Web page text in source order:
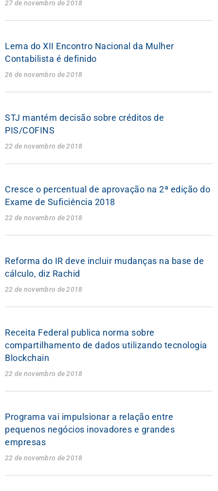
27 de novembro de 2018
Lema do XII Encontro Nacional da Mulher
Contabilista é definido
26 de novembro de 2018
STJ mantém decisão sobre créditos de
PIS/COFINS
22 de novembro de 2018
Cresce o percentual de aprovação na 2ª edição do
Exame de Suficiência 2018
22 de novembro de 2018
Reforma do IR deve incluir mudanças na base de
cálculo, diz Rachid
22 de novembro de 2018
Receita Federal publica norma sobre
compartilhamento de dados utilizando tecnologia
Blockchain
22 de novembro de 2018
Programa vai impulsionar a relação entre
pequenos negócios inovadores e grandes
empresas
22 de novembro de 2018